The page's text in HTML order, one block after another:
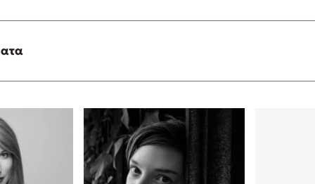
είναι «το πρόβλημα»
αγνοείς
Τι είναι η
Δανάη Δεληγεώργη απαντά!
Συγχαρητήρια, Πέθανες!